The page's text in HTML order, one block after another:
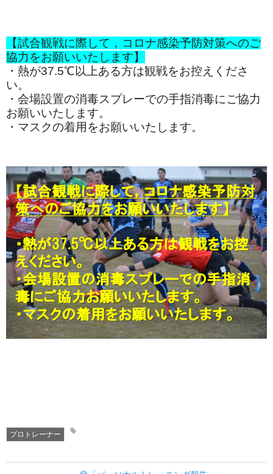
【試合観戦に際して，コロナ感染予防対策へのご
協力をお願いいたします】
・熱が37.5℃以上ある方は観戦をお控えくださ
い。
・会場設置の消毒スプレーでの手指消毒にご協力
お願いいたします。
・マスクの着用をお願いいたします。
プロトレーナー